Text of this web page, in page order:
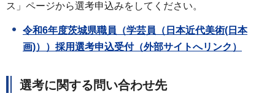
ス」ページから選考申込みをしてください。
令和6年度茨城県職員（学芸員（日本近代美術(日本
画)））採用選考申込受付（外部サイトへリンク）
選考に関する問い合わせ先